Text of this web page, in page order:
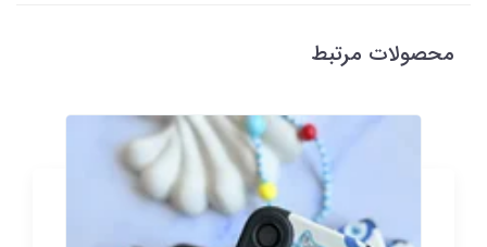
محصولات مرتبط